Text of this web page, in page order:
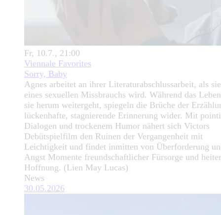
Fr, 10.7., 21:00
Viennale Favorites
Sorry, Baby
Agnes arbeitet an ihrer Literaturabschlussarbeit, als
eines sexuellen Missbrauchs wird. Während das
sie herum weitergeht, spiegeln die Brüche der
lückenhafte, stagnierende Erinnerung wider. Mit
Dialogen und trockenem Humor nähert sich Victors
Debütspielfilm den Ruinen der Vergangenheit mit
Leichtigkeit und findet inmitten von Überforderung
Angst Momente freundschaftlicher Fürsorge und
Hoffnung. (Lien May Lucas)
News
30.05.2026